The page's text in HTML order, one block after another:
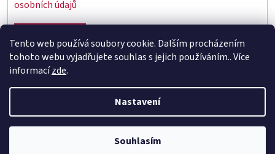
Tento web používá soubory cookie. Dalším procházením
tohoto webu vyjadřujete souhlas s jejich používáním.. Více
informacízde.
Nastavení
Souhlasím
osobních údajů
Vytvořil Shoptet
Copyright 2026elektro.q-elektrik.cz. Všechna práva
vyhrazena.